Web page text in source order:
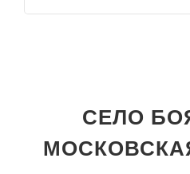
СЕЛО